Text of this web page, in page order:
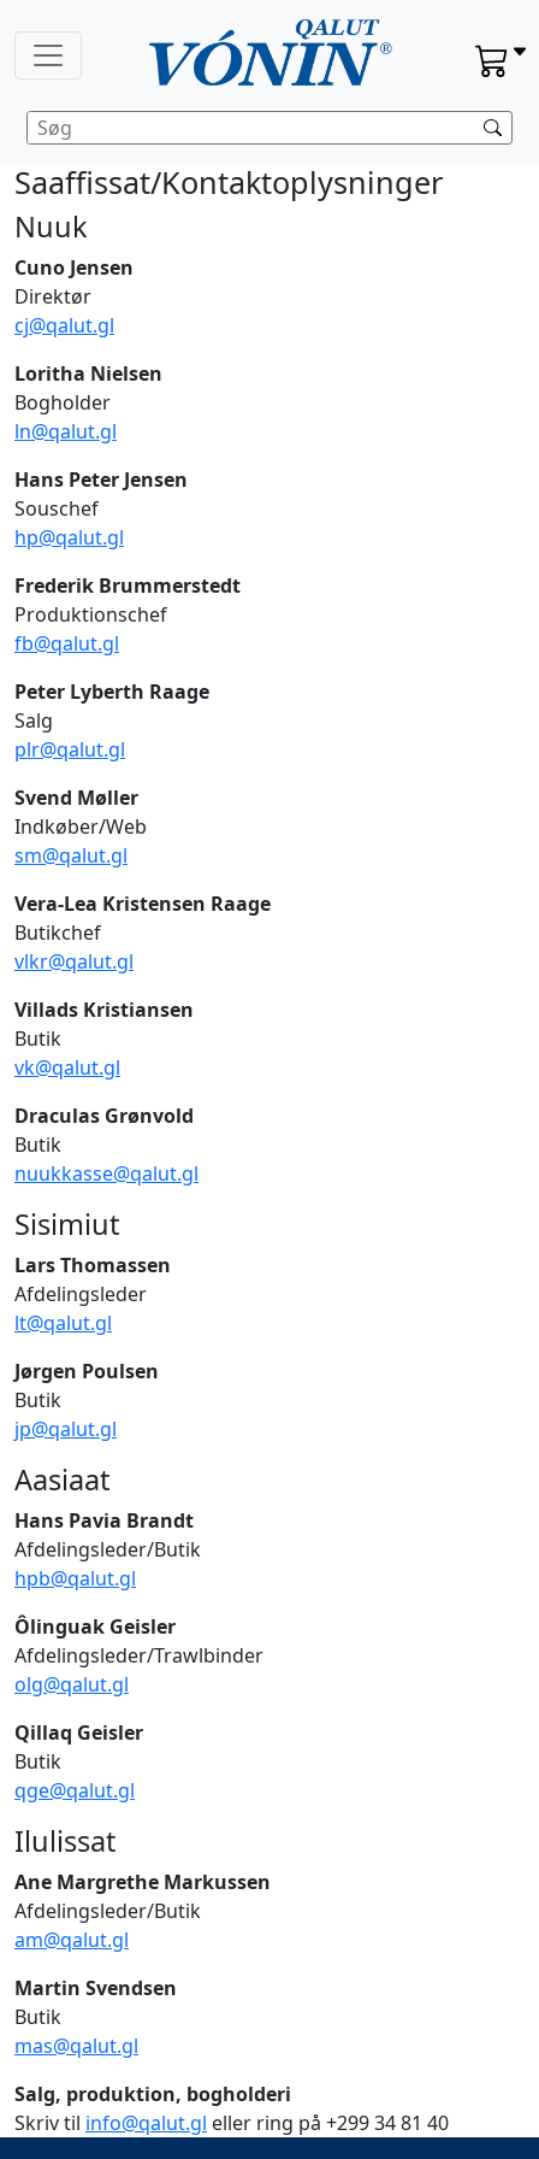
Saaffissat/Kontaktoplysninger
Nuuk
Cuno Jensen
Direktør
cj@qalut.gl
Loritha Nielsen
Bogholder
ln@qalut.gl
Hans Peter Jensen
Souschef
hp@qalut.gl
Frederik Brummerstedt
Produktionschef
fb@qalut.gl
Peter Lyberth Raage
Salg
plr@qalut.gl
Svend Møller
Indkøber/Web
sm@qalut.gl
Vera-Lea Kristensen Raage
Butikchef
vlkr@qalut.gl
Villads Kristiansen
Butik
vk@qalut.gl
Draculas Grønvold
Butik
nuukkasse@qalut.gl
Sisimiut
Lars Thomassen
Afdelingsleder
lt@qalut.gl
Jørgen Poulsen
Butik
jp@qalut.gl
Aasiaat
Hans Pavia Brandt
Afdelingsleder/Butik
hpb@qalut.gl
Ôlinguak Geisler
Afdelingsleder/Trawlbinder
olg@qalut.gl
Qillaq Geisler
Butik
qge@qalut.gl
Ilulissat
Ane Margrethe Markussen
Afdelingsleder/Butik
am@qalut.gl
Martin Svendsen
Butik
mas@qalut.gl
Salg, produktion, bogholderi
Skriv til info@qalut.gl eller ring på +299 34 81 40